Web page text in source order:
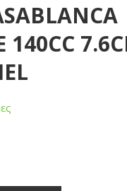
140CC